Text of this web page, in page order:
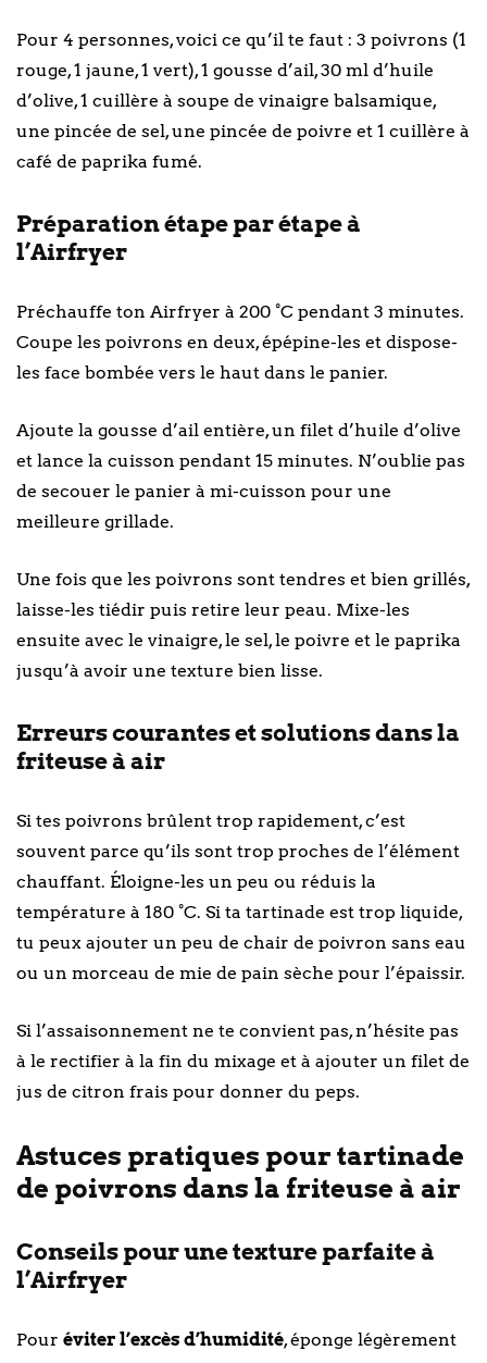
Pour 4 personnes, voici ce qu’il te faut : 3 poivrons (1
rouge, 1 jaune, 1 vert), 1 gousse d’ail, 30 ml d’huile
d’olive, 1 cuillère à soupe de vinaigre balsamique,
une pincée de sel, une pincée de poivre et 1 cuillère à
café de paprika fumé.
Préparation étape par étape à
l’Airfryer
Préchauffe ton Airfryer à 200 °C pendant 3 minutes.
Coupe les poivrons en deux, épépine-les et dispose-
les face bombée vers le haut dans le panier.
Ajoute la gousse d’ail entière, un filet d’huile d’olive
et lance la cuisson pendant 15 minutes. N’oublie pas
de secouer le panier à mi-cuisson pour une
meilleure grillade.
Une fois que les poivrons sont tendres et bien grillés,
laisse-les tiédir puis retire leur peau. Mixe-les
ensuite avec le vinaigre, le sel, le poivre et le paprika
jusqu’à avoir une texture bien lisse.
Erreurs courantes et solutions dans la
friteuse à air
Si tes poivrons brûlent trop rapidement, c’est
souvent parce qu’ils sont trop proches de l’élément
chauffant. Éloigne-les un peu ou réduis la
température à 180 °C. Si ta tartinade est trop liquide,
tu peux ajouter un peu de chair de poivron sans eau
ou un morceau de mie de pain sèche pour l’épaissir.
Si l’assaisonnement ne te convient pas, n’hésite pas
à le rectifier à la fin du mixage et à ajouter un filet de
jus de citron frais pour donner du peps.
Astuces pratiques pour tartinade
de poivrons dans la friteuse à air
Conseils pour une texture parfaite à
l’Airfryer
Pour éviter l’excès d’humidité, éponge légèrement